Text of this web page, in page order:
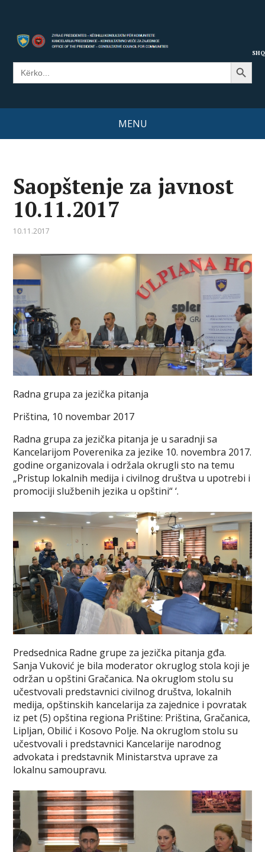
Search
for:
Search Button
MENU
Saopštenje za javnost
10.11.2017
10.11.2017
Radna grupa za jezička pitanja
Priština, 10 novembar 2017
Radna grupa za jezička pitanja je u saradnji sa
Kancelarijom Poverenika za jezike 10. novembra 2017.
godine organizovala i održala okrugli sto na temu
„Pristup lokalnih medija i civilnog društva u upotrebi i
promociji službenih jezika u opštini“ ‘.
Predsednica Radne grupe za jezička pitanja gđa.
Sanja Vuković je bila moderator okruglog stola koji je
održan u opštini Gračanica. Na okruglom stolu su
učestvovali predstavnici civilnog društva, lokalnih
medija, opštinskih kancelarija za zajednice i povratak
iz pet (5) opština regiona Prištine: Priština, Gračanica,
Lipljan, Obilić i Kosovo Polje. Na okruglom stolu su
učestvovali i predstavnici Kancelarije narodnog
advokata i predstavnik Ministarstva uprave za
lokalnu samoupravu.